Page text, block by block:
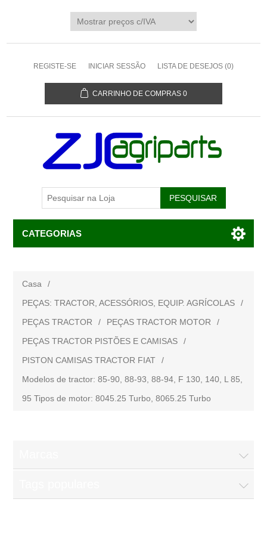
REGISTE-SE INICIAR SESSÃO LISTA DE DESEJOS (0)
CARRINHO DE COMPRAS 0
CATEGORIAS
Casa
/
PEÇAS: TRACTOR, ACESSÓRIOS, EQUIP. AGRÍCOLAS
/
PEÇAS TRACTOR
/ PEÇAS TRACTOR MOTOR
/
PEÇAS TRACTOR PISTÕES E CAMISAS
/
PISTON CAMISAS TRACTOR FIAT
/
Modelos de tractor: 85-90, 88-93, 88-94, F 130, 140, L 85,
95 Tipos de motor: 8045.25 Turbo, 8065.25 Turbo